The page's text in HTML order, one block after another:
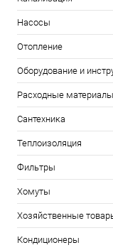
Насосы
Отопление
Оборудование и
Расходные материалы
Сантехника
Теплоизоляция
Фильтры
Хомуты
Хозяйственные
Кондиционеры